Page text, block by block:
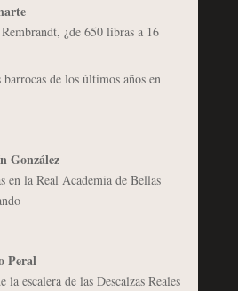
¿de 650 libras a 16
de los últimos años en
González
en la Real Academia de Bellas
Peral
escalera de las Descalzas Reales